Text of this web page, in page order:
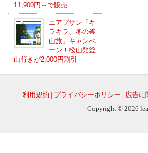
11,900円～で販売
エアプサン「キ
ラキラ、冬の釜
山旅」キャンペ
ーン！松山発釜
山行きが2,000円割引
利用規約 | プライバシーポリシー | 広告に
Copyright © 2026